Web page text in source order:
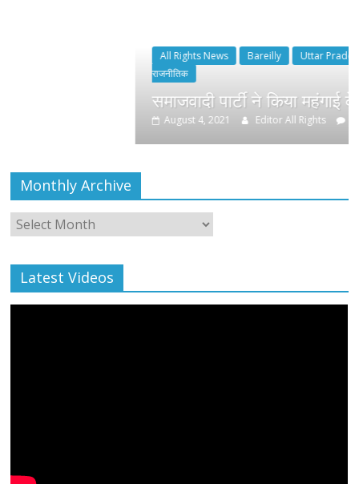
Bareilly Uttar Pradesh राजनीति
हॉट
समाजवादी पार्टी ने किया महंगाई के खिलाफ
Editor All Rights 0
Monthly Archive
Monthly
Archive
Latest Videos